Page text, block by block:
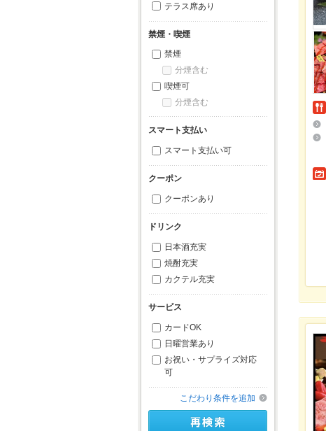
テラス席あり
禁煙・喫煙
禁煙
分煙含む
喫煙可
分煙含む
スマート支払い
スマート支払い可
クーポン
クーポンあり
ドリンク
日本酒充実
焼酎充実
カクテル充実
サービス
カードOK
日曜営業あり
お祝い・サプライズ対応
可
こだわり条件を追加